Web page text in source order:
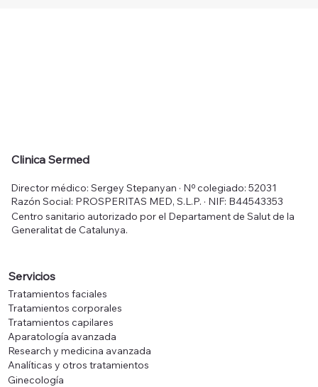
Clinica Sermed
Director médico: Sergey Stepanyan · Nº colegiado: 52031
Razón Social: PROSPERITAS MED, S.L.P. · NIF: B44543353
Centro sanitario autorizado por el Departament de Salut de la
Generalitat de Catalunya.
Servicios
Tratamientos faciales
Tratamientos corporales
Tratamientos capilares
Aparatología avanzada
Research y medicina avanzada
Analíticas y otros tratamientos
Ginecología